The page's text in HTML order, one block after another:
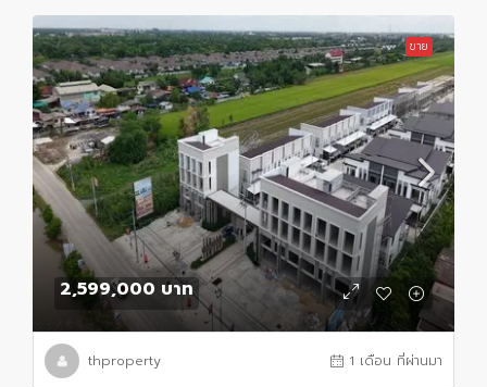
ขาย
2,599,000 บาท
thproperty 1 เดือน ที่ผ่านมา